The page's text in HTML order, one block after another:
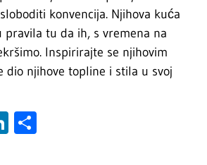
konvencija. Njihova kuća
pravila tu da ih, s vremena na
Inspirirajte se njihovim
dio njihove topline i stila u svoj
LinkedIn